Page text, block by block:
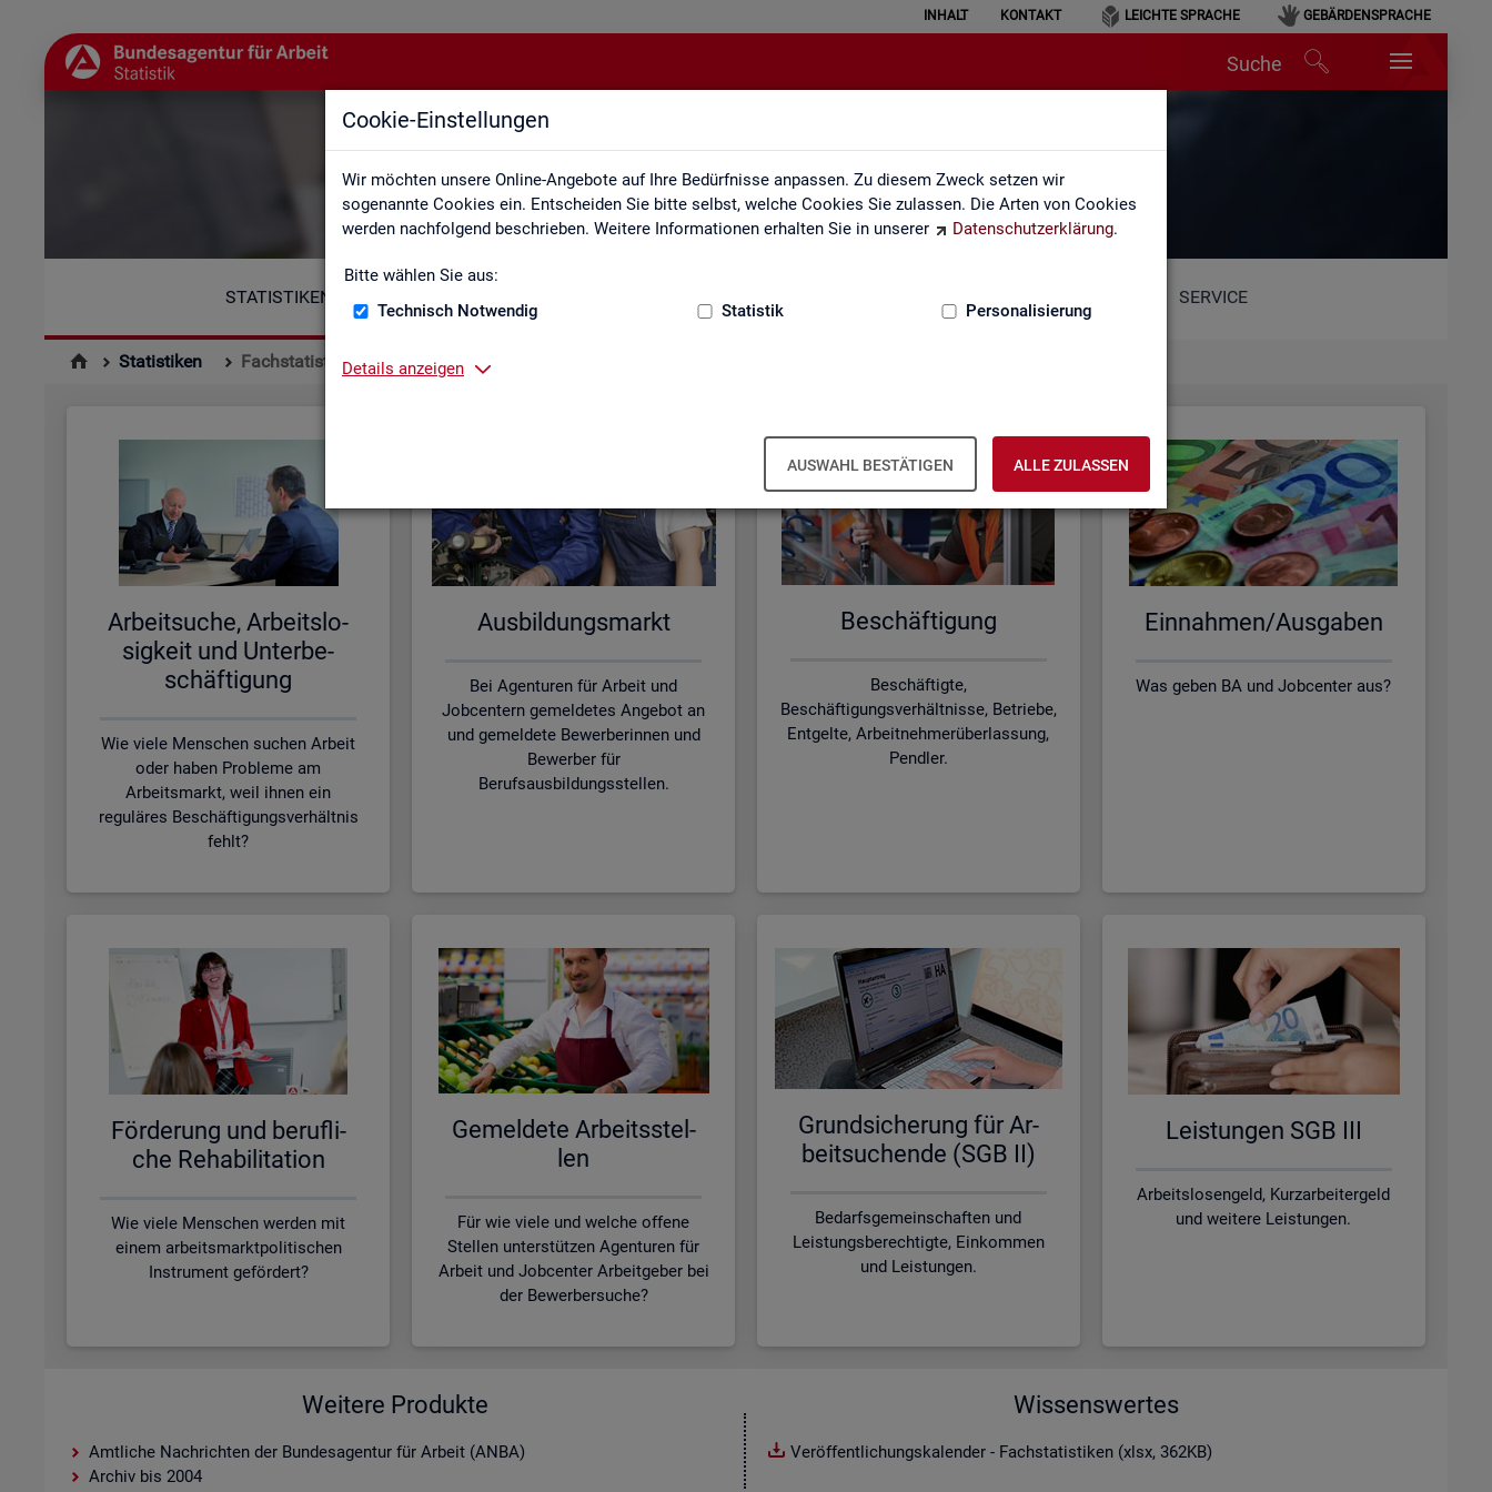
Cookie-Einstellungen
Wir möchten unsere Online-Angebote auf Ihre Bedürfnisse anpassen. Zu diesem Zweck setzen wir
sogenannte Cookies ein. Entscheiden Sie bitte selbst, welche Cookies Sie zulassen. Die Arten von Cookies
werden nachfolgend beschrieben. Weitere Informationen erhalten Sie in unserer
Datenschutzerklärung.
Bitte wählen Sie aus:
Technisch Notwendig
Statistik Personalisierung
Details anzeigen
AUSWAHL BESTÄTIGEN ALLE ZULASSEN
INHALT KONTAKT LEICHTE SPRACHE GEBÄRDENSPRACHE
Suche
Fachstatistiken
STATISTIKEN SERVICE
Statistiken Fachstatistiken
Ar­beit­su­che, Ar­beits­lo­
sig­keit und Un­ter­be­
schäf­ti­gung
Wie viele Menschen suchen Arbeit
oder haben Probleme am
Arbeitsmarkt, weil ihnen ein
reguläres Beschäftigungsverhältnis
fehlt?
Aus­bil­dungs­markt
Bei Agenturen für Arbeit und
Jobcentern gemeldetes Angebot an
und gemeldete Bewerberinnen und
Bewerber für
Berufsausbildungsstellen.
Be­schäf­ti­gung
Beschäftigte,
Beschäftigungsverhältnisse, Betriebe,
Entgelte, Arbeitnehmerüberlassung,
Pendler.
Ein­nah­men/Aus­ga­ben
Was geben BA und Jobcenter aus?
För­de­rung und be­ruf­li­
che Re­ha­bi­li­ta­ti­on
Wie viele Menschen werden mit
einem arbeitsmarktpolitischen
Instrument gefördert?
Ge­mel­de­te Ar­beits­stel­
len
Für wie viele und welche offene
Stellen unterstützen Agenturen für
Arbeit und Jobcenter Arbeitgeber bei
der Bewerbersuche?
Grund­si­che­rung für Ar­
beit­su­chen­de (SGB II)
Bedarfsgemeinschaften und
Leistungsberechtigte, Einkommen
und Leistungen.
Leis­tun­gen SGB III
Arbeitslosengeld, Kurzarbeitergeld
und weitere Leistungen.
Weitere Produkte
Amtliche Nachrichten der Bundesagentur für Arbeit (ANBA)
Archiv bis 2004
Wissenswertes
Veröffentlichungskalender - Fachstatistiken (xlsx, 362KB)